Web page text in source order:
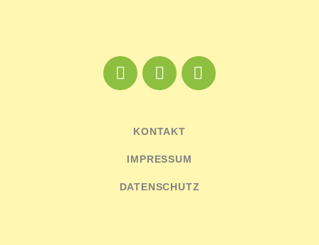
KONTAKT
IMPRESSUM
DATENSCHUTZ